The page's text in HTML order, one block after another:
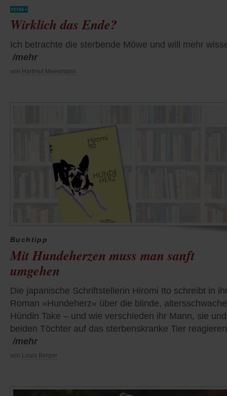
Wirklich das Ende?
Ich betrachte die sterbende Möwe und will mehr
/mehr
von Hartmut Meesmann
Buchtipp
Mit Hundeherzen muss man sanft
umgehen
Die japanische Schriftstellerin Hiromi Ito schreibt in
Roman »Hundeherz« über die blinde, altersschwache
Hündin Take – und wie verschieden ihr Mann, sie
beiden Töchter auf das sterbenskranke Tier
/mehr
von Louis Berger